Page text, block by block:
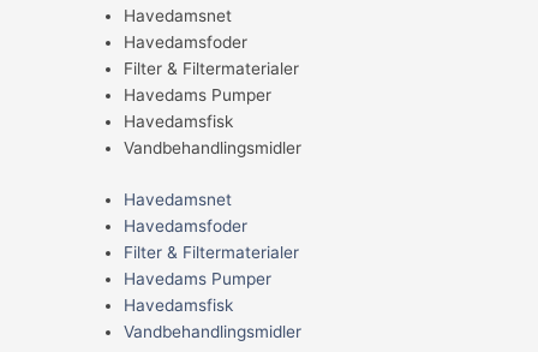
Havedamsnet
Havedamsfoder
Filter & Filtermaterialer
Havedams Pumper
Havedamsfisk
Vandbehandlingsmidler
Havedamsnet
Havedamsfoder
Filter & Filtermaterialer
Havedams Pumper
Havedamsfisk
Vandbehandlingsmidler